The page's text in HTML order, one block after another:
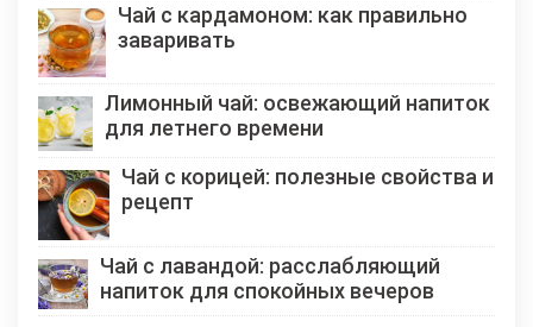
Чай с кардамоном: как правильно
заваривать
Лимонный чай: освежающий напиток
для летнего времени
Чай с корицей: полезные свойства и
рецепт
Чай с лавандой: расслабляющий
напиток для спокойных вечеров